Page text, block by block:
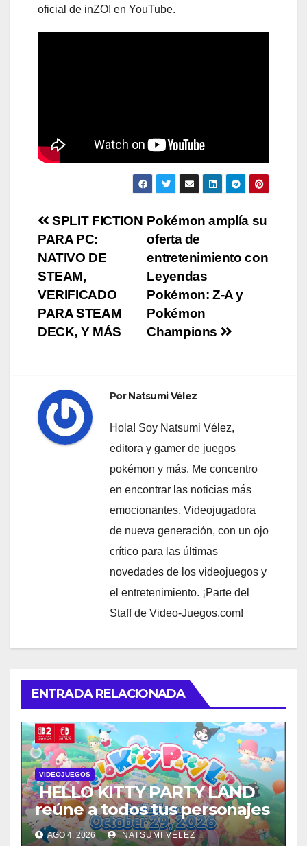
oficial de inZOI en YouTube.
Navegación
de
entradas
Pokémon amplía su
oferta de
entretenimiento con
Leyendas
Pokémon: Z-A y
Pokémon
Champions
SPLIT FICTION
PARA PC:
NATIVO DE
STEAM,
VERIFICADO
PARA STEAM
DECK, Y MÁS
PorNatsumi Vélez
Hola! Soy Natsumi Vélez,
editora y gamer de juegos
pokémon y más. Me concentro
en encontrar las noticias más
emocionantes. Videojugadora
de nueva generación, con un ojo
crítico para las últimas
novedades de los videojuegos y
el entretenimiento. ¡Parte del
Staff de Video-Juegos.com!
ENTRADA RELACIONADA
VIDEOJUEGOS
HELLO KITTY PARTY LAND
reúne a todos tus personajes
favoritos en un solo lugar; ya
AGO 4, 2026 NATSUMI VÉLEZ